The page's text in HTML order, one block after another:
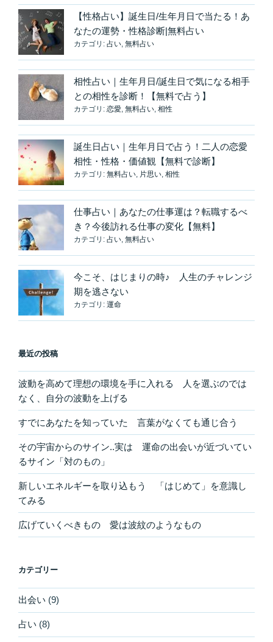
【性格占い】誕生日/生年月日で当たる！あ
なたの運勢・性格診断|無料占い
カテゴリ: 占い, 無料占い
相性占い｜生年月日/誕生日で気になる相手
との相性を診断！【無料で占う】
カテゴリ: 恋愛, 無料占い, 相性
誕生日占い｜生年月日で占う！二人の恋愛
相性・性格・価値観【無料で診断】
カテゴリ: 無料占い, 片思い, 相性
仕事占い｜あなたの仕事運は？転職するべ
き？今後訪れる仕事の変化【無料】
カテゴリ: 占い, 無料占い
今こそ、はじまりの時♪ 人生のチャレンジ
期を逃さない
カテゴリ: 運命
最近の投稿
波動を高めて理想の環境を手に入れる 人を選ぶのでは
なく、自分の波動を上げる
すでにあなたを知っていた 言葉がなくても通じ合う
その宇宙からのサイン..実は 運命の出会いが近づいてい
るサイン「対のもの」
新しいエネルギーを取り込もう 「はじめて」を意識し
てみる
広げていくべきもの 愛は波紋のようなもの
カテゴリー
出会い (9)
占い (8)